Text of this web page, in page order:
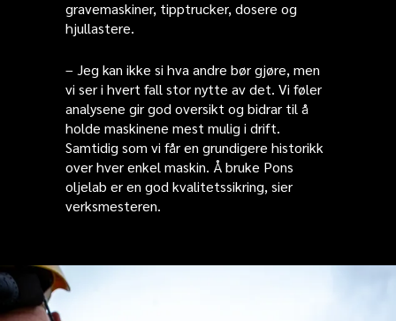
gravemaskiner, tipptrucker, dosere og
hjullastere.
– Jeg kan ikke si hva andre bør gjøre, men
vi ser i hvert fall stor nytte av det. Vi føler
analysene gir god oversikt og bidrar til å
holde maskinene mest mulig i drift.
Samtidig som vi får en grundigere historikk
over hver enkel maskin. Å bruke Pons
oljelab er en god kvalitetssikring, sier
verksmesteren.